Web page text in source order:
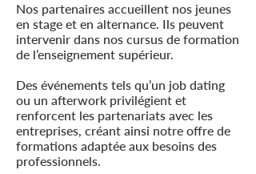
Nos partenaires accueillent nos jeunes
en stage et en alternance. Ils peuvent
intervenir dans nos cursus de formation
de l’enseignement supérieur.
Des événements tels qu’un job dating
ou un afterwork privilégient et
renforcent les partenariats avec les
entreprises, créant ainsi notre offre de
formations adaptée aux besoins des
professionnels.